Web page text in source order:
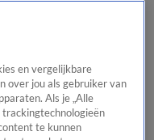
Onze categorieën Laatste
en vergelijkbare
over jou als gebruiker van
Als je „Alle
trackingtechnologieën
te kunnen